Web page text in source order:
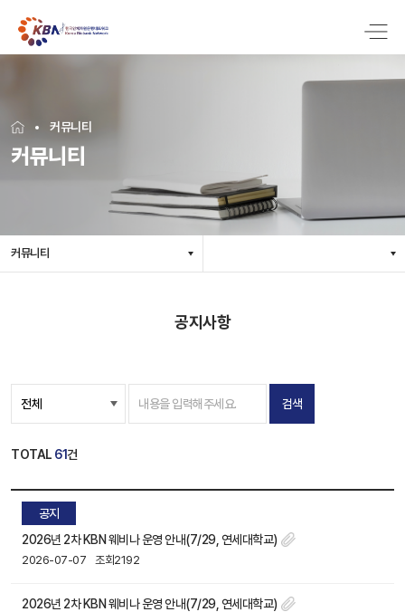
커뮤니티
커뮤니티
커뮤니티
공지사항
검색
TOTAL 61건
공지
2026년 2차 KBN 웨비나 운영 안내(7/29, 연세대학교)
2026-07-07 조회2192
2026년 2차 KBN 웨비나 운영 안내(7/29, 연세대학교)